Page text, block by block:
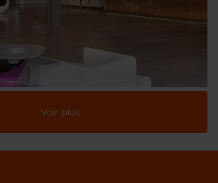
Voir plus